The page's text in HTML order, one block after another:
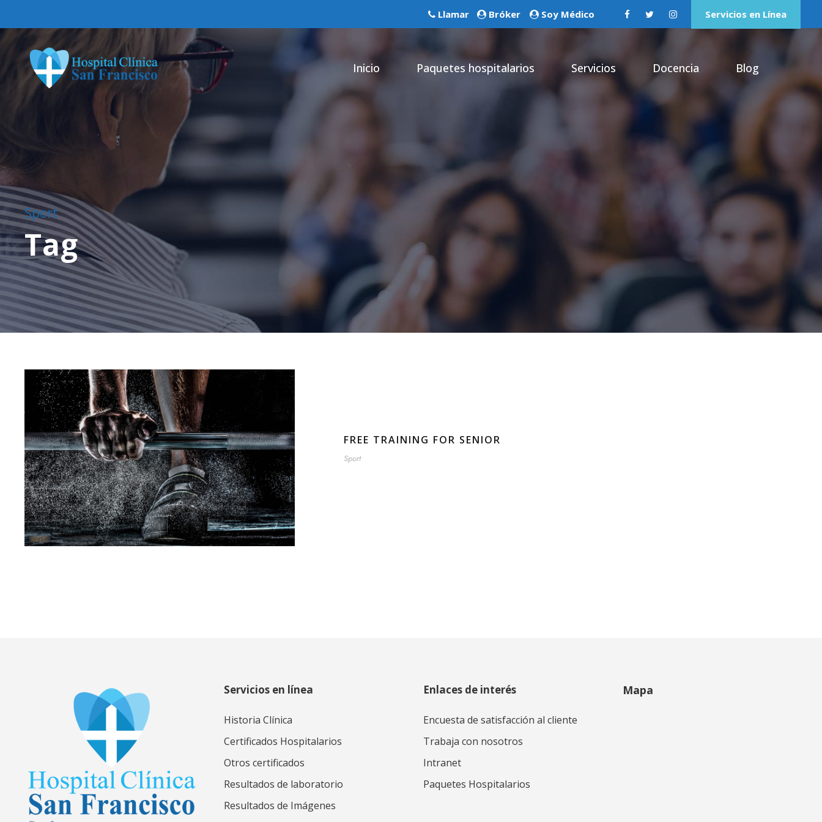
Llamar Bróker Soy Médico Servicios en Línea
Inicio Paquetes hospitalarios Servicios Docencia Blog
Sport
Tag
FREE TRAINING FOR SENIOR
Sport
Servicios en línea
Historia Clínica
Certificados Hospitalarios
Otros certificados
Resultados de laboratorio
Resultados de Imágenes
Enlaces de interés
Encuesta de satisfacción al cliente
Trabaja con nosotros
Intranet
Paquetes Hospitalarios
Mapa